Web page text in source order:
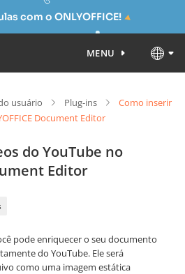
com o ONLYOFFICE!
MENU
usuário Plug-ins
Como inserir
Document Editor
do YouTube no
Editor
pode enriquecer o seu documento
do YouTube. Ele será
como uma imagem estática